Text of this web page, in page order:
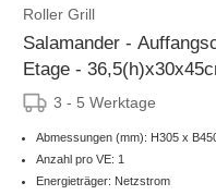
Roller Grill
Salamander -
Etage -
3 - 5 Werktage
Abmessungen (mm): H305 x
Anzahl pro VE: 1
Energieträger: Netzstrom